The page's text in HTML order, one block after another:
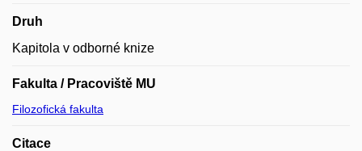
Druh
Kapitola v odborné knize
Fakulta / Pracoviště MU
Filozofická fakulta
Citace